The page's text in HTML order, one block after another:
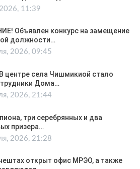
11:39
Объявлен конкурс на замещение
должности…
2026, 09:45
В центре села Чишмикиой стало
Дома…
2026, 21:44
три серебрянных и два
призера…
2026, 21:28
открыт офис МРЭО, а также